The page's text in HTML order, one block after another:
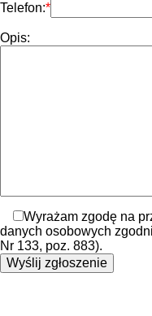
Telefon:
Opis:
Wyrażam zgodę na
danych osobowych
Nr 133, poz. 883).